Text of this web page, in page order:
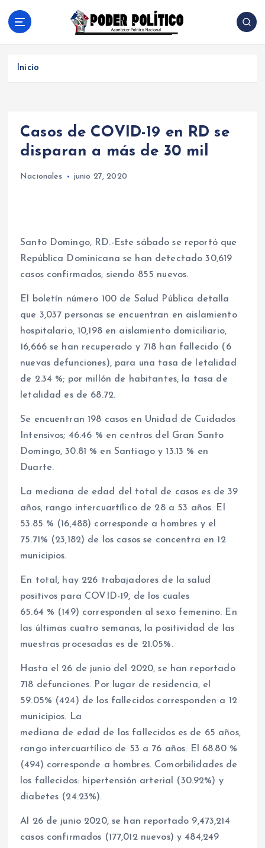
Acontecer Politico Nacional
Inicio
Casos de COVID-19 en RD se
disparan a más de 30 mil
Nacionales junio 27, 2020
Santo Domingo, RD.-Este sábado se reportó que
República Dominicana se han detectado 30,619
casos confirmados, siendo 855 nuevos.
El boletín número 100 de Salud Pública detalla
que 3,037 personas se encuentran en aislamiento
hospitalario, 10,198 en aislamiento domiciliario,
16,666 se han recuperado y 718 han fallecido (6
nuevas defunciones), para una tasa de letalidad
de 2.34 %; por millón de habitantes, la tasa de
letalidad es de 68.72.
Se encuentran 198 casos en Unidad de Cuidados
Intensivos; 46.46 % en centros del Gran Santo
Domingo, 30.81 % en Santiago y 13.13 % en
Duarte.
La mediana de edad del total de casos es de 39
años, rango intercuartílico de 28 a 53 años. El
53.85 % (16,488) corresponde a hombres y el
75.71% (23,182) de los casos se concentra en 12
municipios.
En total, hay 226 trabajadores de la salud
positivos para COVID-19, de los cuales
65.64 % (149) corresponden al sexo femenino. En
las últimas cuatro semanas, la positividad de las
muestras procesadas es de 21.05%.
Hasta el 26 de junio del 2020, se han reportado
718 defunciones. Por lugar de residencia, el
59.05% (424) de los fallecidos corresponden a 12
municipios. La
mediana de edad de los fallecidos es de 65 años,
rango intercuartílico de 53 a 76 años. El 68.80 %
(494) corresponde a hombres. Comorbilidades de
los fallecidos: hipertensión arterial (30.92%) y
diabetes (24.23%).
Al 26 de junio 2020, se han reportado 9,473,214
casos confirmados (177,012 nuevos) y 484,249